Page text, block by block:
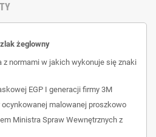
żeglowny
z normami w jakich wykonuje się znaki
EGP I generacji firmy 3M
malowanej proszkowo
Ministra Spraw Wewnętrznych z